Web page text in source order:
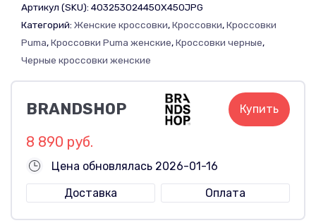
Артикул (SKU): 403253024450X450JPG
Категорий: Женские кроссовки,Кроссовки,Кроссовки
Puma,Кроссовки Puma женские,Кроссовки черные,
Черные кроссовки женские
BRANDSHOP Купить
8 890 руб.
Цена обновлялась 2026-01-16
Доставка
Оплата